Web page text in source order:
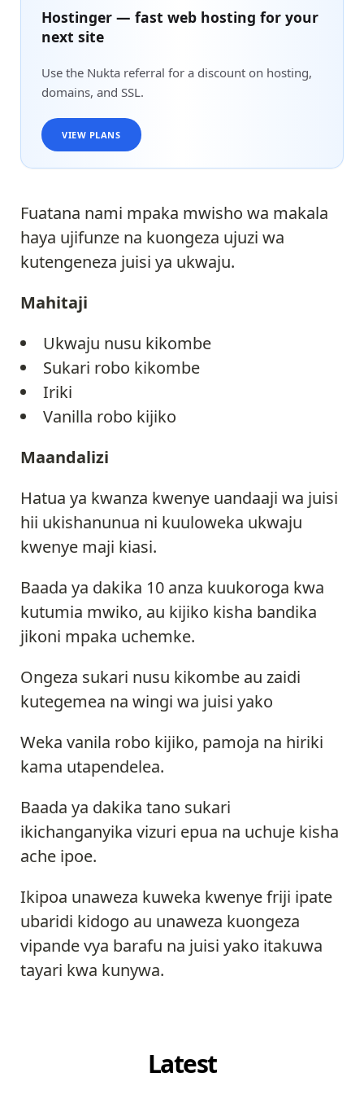
Hostinger — fast web hosting for your
next site
Use the Nukta referral for a discount on hosting,
domains, and SSL.
VIEW PLANS
Fuatana nami mpaka mwisho wa makala
haya ujifunze na kuongeza ujuzi wa
kutengeneza juisi ya ukwaju.
Mahitaji
Ukwaju nusu kikombe
Sukari robo kikombe
Iriki
Vanilla robo kijiko
Maandalizi
Hatua ya kwanza kwenye uandaaji wa juisi
hii ukishanunua ni kuuloweka ukwaju
kwenye maji kiasi.
Baada ya dakika 10 anza kuukoroga kwa
kutumia mwiko, au kijiko kisha bandika
jikoni mpaka uchemke.
Ongeza sukari nusu kikombe au zaidi
kutegemea na wingi wa juisi yako
Weka vanila robo kijiko, pamoja na hiriki
kama utapendelea.
Baada ya dakika tano sukari
ikichanganyika vizuri epua na uchuje kisha
ache ipoe.
Ikipoa unaweza kuweka kwenye friji ipate
ubaridi kidogo au unaweza kuongeza
vipande vya barafu na juisi yako itakuwa
tayari kwa kunywa.
Latest